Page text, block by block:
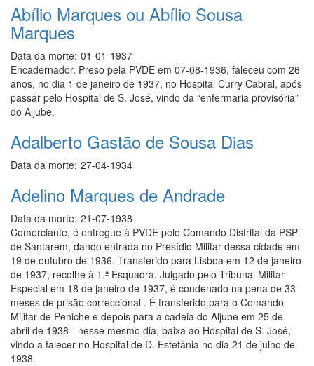
Abílio Marques ou Abílio Sousa
Marques
Data da morte: 01-01-1937
Encadernador. Preso pela PVDE em 07-08-1936, faleceu com 26
anos, no dia 1 de janeiro de 1937, no Hospital Curry Cabral, após
passar pelo Hospital de S. José, vindo da “enfermaria provisória”
do Aljube.
Adalberto Gastão de Sousa Dias
Data da morte: 27-04-1934
Adelino Marques de Andrade
Data da morte: 21-07-1938
Comerciante, é entregue à PVDE pelo Comando Distrital da PSP
de Santarém, dando entrada no Presídio Militar dessa cidade em
19 de outubro de 1936. Transferido para Lisboa em 12 de janeiro
de 1937, recolhe à 1.ª Esquadra. Julgado pelo Tribunal Militar
Especial em 18 de janeiro de 1937, é condenado na pena de 33
meses de prisão correccional . É transferido para o Comando
Militar de Peniche e depois para a cadeia do Aljube em 25 de
abril de 1938 - nesse mesmo dia, baixa ao Hospital de S. José,
vindo a falecer no Hospital de D. Estefânia no dia 21 de julho de
1938.